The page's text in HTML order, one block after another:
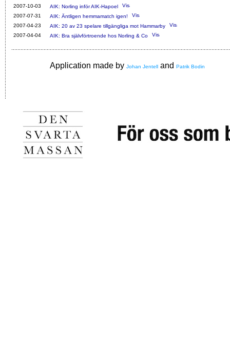
2007-10-03
AIK: Norling inför AIK-Hapoel
2007-07-31
AIK: Äntligen hemmamatch igen!
2007-04-23
AIK: 20 av 23 spelare tillgängliga mot Hammarby
2007-04-04
AIK: Bra självförtroende hos Norling & Co
Application made by Johan Jentell and Patrik Bodin